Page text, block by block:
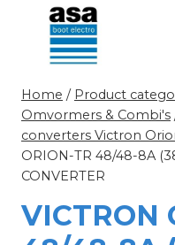
Doorgaan
inhoud
Home / Product
Omvormers & Combi's
converters Victron
ORION-TR 48/48-8A
CONVERTER
VICTRON